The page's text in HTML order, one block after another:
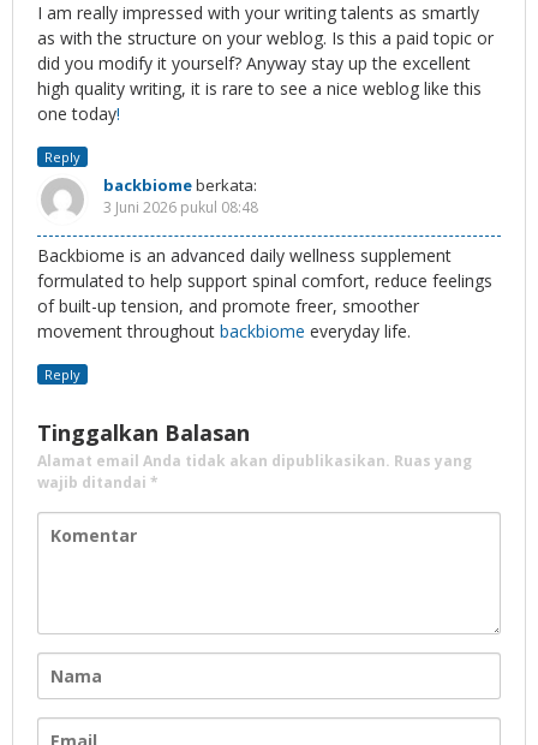
I am really impressed with your writing talents as smartly
as with the structure on your weblog. Is this a paid topic or
did you modify it yourself? Anyway stay up the excellent
high quality writing, it is rare to see a nice weblog like this
one today!
Reply
backbiomeberkata:
3 Juni 2026 pukul 08:48
Backbiome is an advanced daily wellness supplement
formulated to help support spinal comfort, reduce feelings
of built-up tension, and promote freer, smoother
movement throughout backbiome everyday life.
Reply
Tinggalkan Balasan
Alamat email Anda tidak akan dipublikasikan. Ruas yang
wajib ditandai *